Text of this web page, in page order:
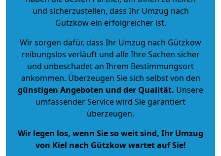
und sicherzustellen, dass Ihr Umzug nach
Gützkow ein erfolgreicher ist.
Wir sorgen dafür, dass Ihr Umzug nach Gützkow
reibungslos verläuft und alle Ihre Sachen sicher
und unbeschadet an Ihrem Bestimmungsort
ankommen. Überzeugen Sie sich selbst von den
günstigen Angeboten und der Qualität. Unsere
umfassender Service wird Sie garantiert
überzeugen.
Wir legen los, wenn Sie so weit sind, Ihr Umzug
von Kiel nach Gützkow wartet auf Sie!